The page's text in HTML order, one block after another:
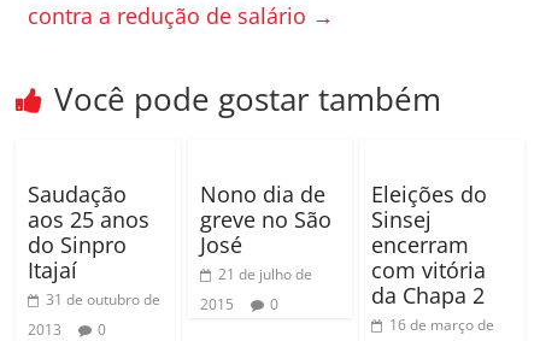
contra a redução de salário →
Você pode gostar também
Saudação
aos 25 anos
do Sinpro
Itajaí
31 de outubro de
2013
0
Nono dia de
greve no São
José
21 de julho de
2015
0
Eleições do
Sinsej
encerram
com vitória
da Chapa 2
16 de março de